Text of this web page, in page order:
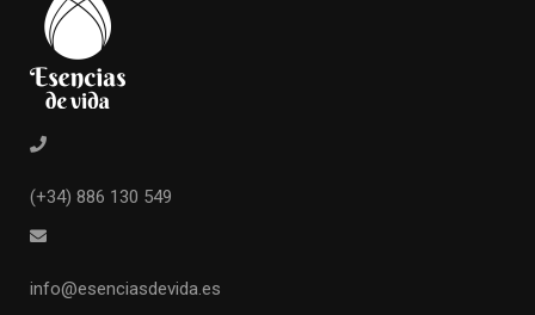
(+34) 886 130 549
info@esenciasdevida.es